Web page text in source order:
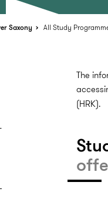
Saxony All Study
The
(HRK).